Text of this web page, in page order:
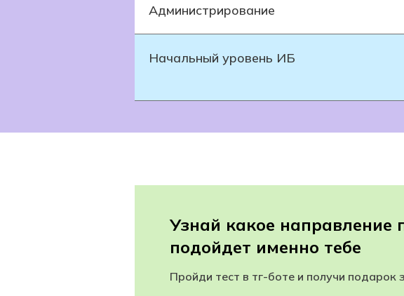
Администрирование
Начальный уровень ИБ
Узнай какое направление
подойдет именно тебе
Пройди тест в тг-боте и получи подарок